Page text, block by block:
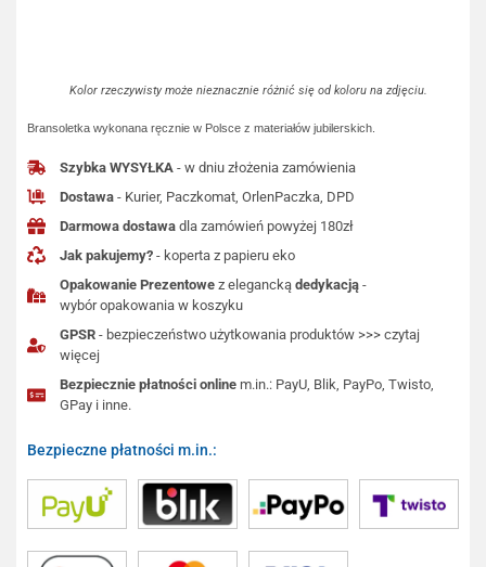
Kolor rzeczywisty może nieznacznie różnić się od koloru na zdjęciu.
Bransoletka wykonana ręcznie w Polsce z materiałów jubilerskich.
Szybka WYSYŁKA - w dniu złożenia zamówienia
Dostawa - Kurier, Paczkomat, OrlenPaczka, DPD
Darmowa dostawa dla zamówień powyżej 180zł
Jak pakujemy? - koperta z papieru eko
Opakowanie Prezentowe z eleganckądedykacją -
wybór opakowania w koszyku
GPSR - bezpieczeństwo użytkowania produktów >>> czytaj
więcej
Bezpiecznie płatności online m.in.: PayU, Blik, PayPo, Twisto,
GPay i inne.
Bezpieczne płatności m.in.: